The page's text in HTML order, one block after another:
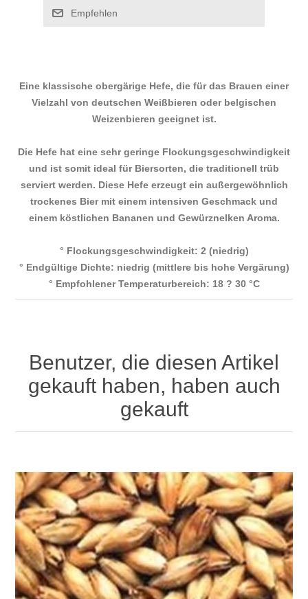
Eine klassische obergärige Hefe, die für das Brauen einer
Vielzahl von deutschen Weißbieren oder belgischen
Weizenbieren geeignet ist.
Die Hefe hat eine sehr geringe Flockungsgeschwindigkeit
und ist somit ideal für Biersorten, die traditionell trüb
serviert werden. Diese Hefe erzeugt ein außergewöhnlich
trockenes Bier mit einem intensiven Geschmack und
einem köstlichen Bananen und Gewürznelken Aroma.
° Flockungsgeschwindigkeit: 2 (niedrig)
° Endgültige Dichte: niedrig (mittlere bis hohe Vergärung)
° Empfohlener Temperaturbereich: 18 ? 30 °C
Benutzer, die diesen Artikel
gekauft haben, haben auch
gekauft